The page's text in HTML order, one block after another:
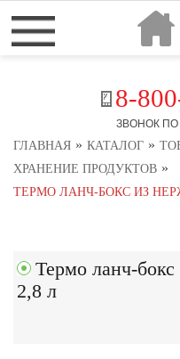
8-
ЗВОНОК
ГЛАВНАЯ » КАТАЛОГ »
ХРАНЕНИЕ ПРОДУКТОВ »
ТЕРМО ЛАНЧ-БОКС ИЗ
Термо ланч-
2,8 л